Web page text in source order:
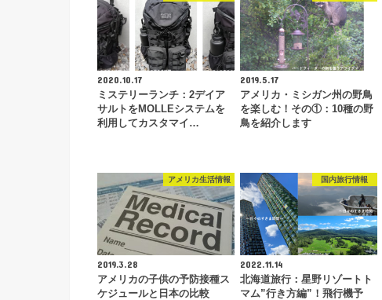
2020.10.17
ミステリーランチ：2デイア
サルトをMOLLEシステムを
利用してカスタマイ…
2019.5.17
アメリカ・ミシガン州の野鳥
を楽しむ！その①：10種の野
鳥を紹介します
アメリカ生活情報
2019.3.28
アメリカの子供の予防接種ス
ケジュールと日本の比較
国内旅行情報
2022.11.14
北海道旅行：星野リゾートト
マム”行き方編”！飛行機予